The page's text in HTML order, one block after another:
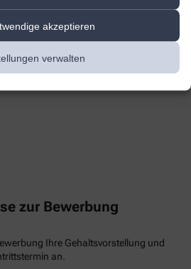
akzeptieren
verwalten
zur Bewerbung
Ihre Gehaltsvorstellung und
an.